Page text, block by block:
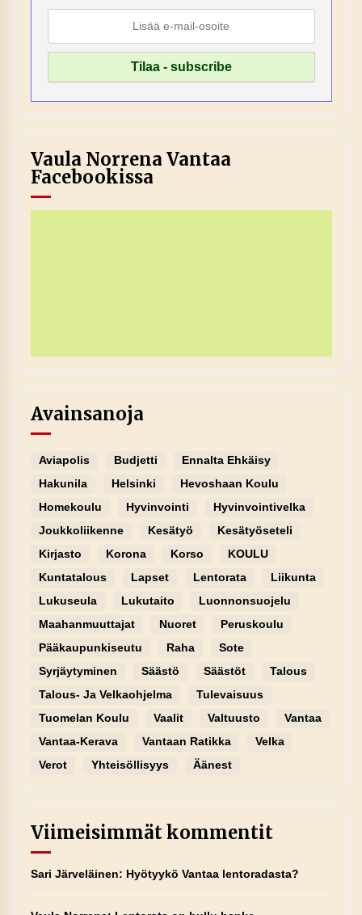
Vaula Norrena Vantaa
Facebookissa
Avainsanoja
Aviapolis Budjetti
Ennalta Ehkäisy
Hakunila
Helsinki
Hevoshaan Koulu
Homekoulu
Hyvinvointi
Hyvinvointivelka
Joukkoliikenne
Kesätyö
Kesätyöseteli
Kirjasto
Korona Korso
KOULU
Kuntatalous
Lapset Lentorata
Liikunta
Lukuseula
Lukutaito
Luonnonsuojelu
Maahanmuuttajat
Nuoret
Peruskoulu
Pääkaupunkiseutu
Raha
Sote
Syrjäytyminen
Säästö Säästöt
Talous
Talous- Ja Velkaohjelma
Tulevaisuus
Tuomelan Koulu
Vaalit Valtuusto
Vantaa
Vantaa-Kerava
Vantaan Ratikka
Velka
Verot
Yhteisöllisyys Äänest
Viimeisimmät kommentit
Sari Järveläinen: Hyötyykö Vantaa lentoradasta?